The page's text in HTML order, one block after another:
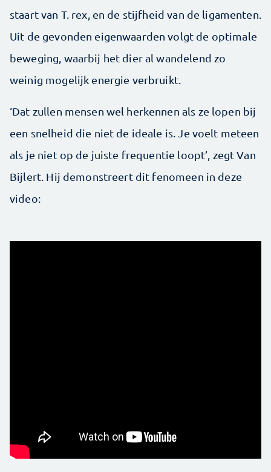
staart van T. rex, en de stijfheid van de ligamenten.
Uit de gevonden eigenwaarden volgt de optimale
beweging, waarbij het dier al wandelend zo
weinig mogelijk energie verbruikt.
‘Dat zullen mensen wel herkennen als ze lopen bij
een snelheid die niet de ideale is. Je voelt meteen
als je niet op de juiste frequentie loopt’, zegt Van
Bijlert. Hij demonstreert dit fenomeen in deze
video: